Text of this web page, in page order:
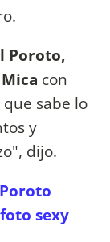
Poroto,
Mica con
sabe lo
y
dijo.
sexy